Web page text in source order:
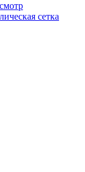
сетка